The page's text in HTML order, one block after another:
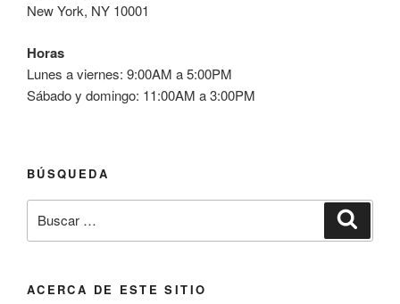
New York, NY 10001
Horas
Lunes a viernes: 9:00AM a 5:00PM
Sábado y domingo: 11:00AM a 3:00PM
BÚSQUEDA
por:
ACERCA DE ESTE SITIO